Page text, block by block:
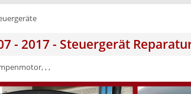
- 2017 - Steuergerät
, ,